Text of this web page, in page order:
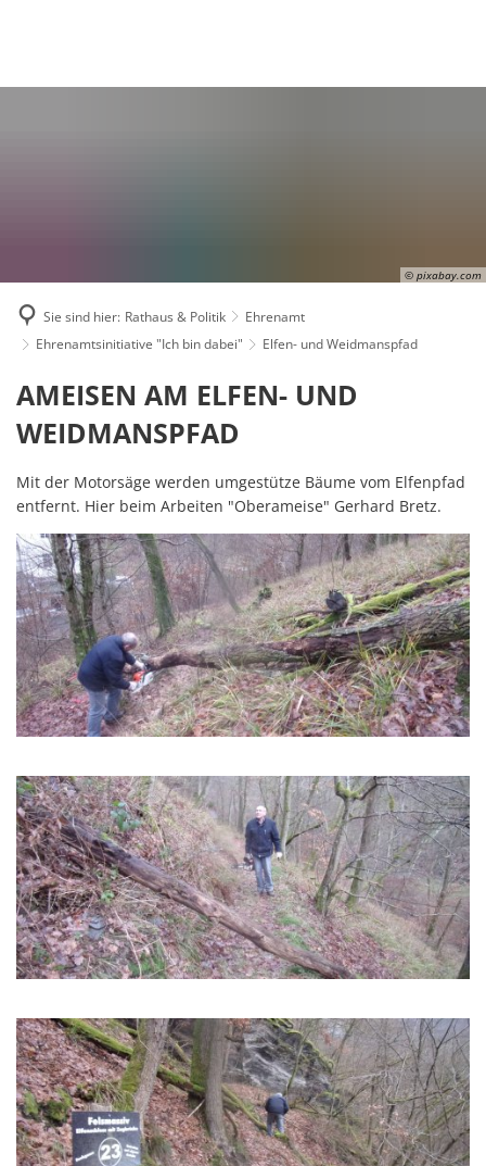
© pixabay.com
Sie sind hier: Rathaus & Politik
Ehrenamt
Ehrenamtsinitiative "Ich bin dabei"
Elfen- und Weidmanspfad
Elfen-
und
Weidmanspfad
AMEISEN AM ELFEN- UND
WEIDMANSPFAD
Mit der Motorsäge werden umgestütze Bäume vom Elfenpfad
entfernt. Hier beim Arbeiten "Oberameise" Gerhard Bretz.